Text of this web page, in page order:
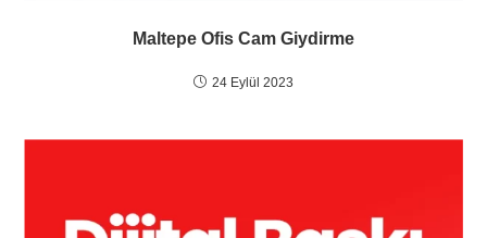
Maltepe Ofis Cam Giydirme
24 Eylül 2023